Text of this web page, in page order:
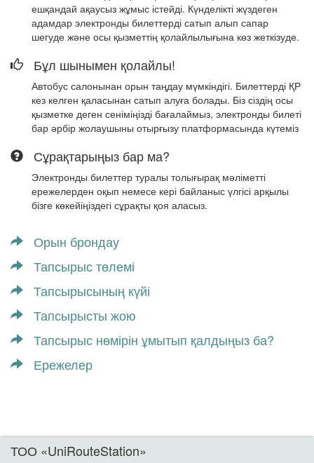
ешқандай ақаусыз жұмыс істейді. Күнделікті жүздеген
адамдар электронды билеттерді сатып алып сапар
шегуде және осы қызметтің қолайлылығына көз жеткізуде.
Бұл шынымен қолайлы!
Автобус салонынан орын таңдау мүмкіндігі. Билеттерді ҚР
кез келген қаласынан сатып алуға болады. Біз сіздің осы
қызметке деген сеніміңізді бағалаймыз, электронды билеті
бар әрбір жолаушыны отырғызу платформасында күтеміз
Сұрақтарыңыз бар ма?
Электронды билеттер туралы толығырақ мәліметті
ережелерден оқып немесе кері байланыс үлгісі арқылы
бізге көкейіңіздегі сұрақты қоя аласыз.
Орын брондау
Тапсырыс төлемі
Тапсырысының күйі
Тапсырысты жою
Тапсырыс нөмірін ұмытып қалдыңыз ба?
Ережелер
ТОО «UniRouteStation»